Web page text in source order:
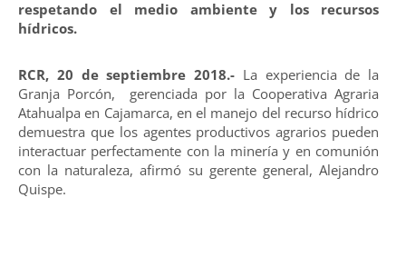
respetando el medio ambiente y los recursos
hídricos.
RCR, 20 de septiembre 2018.- La experiencia de la
Granja Porcón, gerenciada por la Cooperativa Agraria
Atahualpa en Cajamarca, en el manejo del recurso hídrico
demuestra que los agentes productivos agrarios pueden
interactuar perfectamente con la minería y en comunión
con la naturaleza, afirmó su gerente general, Alejandro
Quispe.